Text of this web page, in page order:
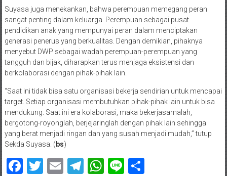
Suyasa juga menekankan, bahwa perempuan memegang peran
sangat penting dalam keluarga. Perempuan sebagai pusat
pendidikan anak yang mempunyai peran dalam menciptakan
generasi penerus yang berkualitas. Dengan demikian, pihaknya
menyebut DWP sebagai wadah perempuan-perempuan yang
tangguh dan bijak, diharapkan terus menjaga eksistensi dan
berkolaborasi dengan pihak-pihak lain.
“Saat ini tidak bisa satu organisasi bekerja sendirian untuk mencapai
target. Setiap organisasi membutuhkan pihak-pihak lain untuk bisa
mendukung. Saat ini era kolaborasi, maka bekerjasamalah,
bergotong-royonglah, berjejaringlah dengan pihak lain sehingga
yang berat menjadi ringan dan yang susah menjadi mudah,” tutup
Sekda Suyasa. ( bs)
Facebook
Twitter
EmailTelegram
WhatsApp
LineShare